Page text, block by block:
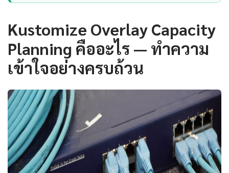
Kustomize Overlay Capacity
Planning คืออะไร — ทำความ
เข้าใจอย่างครบถ้วน